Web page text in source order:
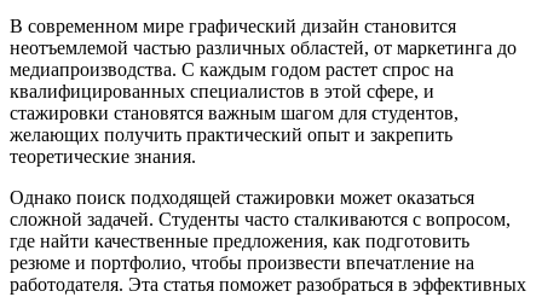
В современном мире графический дизайн становится
неотъемлемой частью различных областей, от маркетинга до
медиапроизводства. С каждым годом растет спрос на
квалифицированных специалистов в этой сфере, и
стажировки становятся важным шагом для студентов,
желающих получить практический опыт и закрепить
теоретические знания.
Однако поиск подходящей стажировки может оказаться
сложной задачей. Студенты часто сталкиваются с вопросом,
где найти качественные предложения, как подготовить
резюме и портфолио, чтобы произвести впечатление на
работодателя. Эта статья поможет разобраться в эффективных